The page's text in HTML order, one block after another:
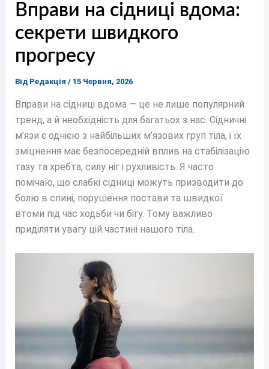
Вправи на сідниці вдома:
секрети швидкого
прогресу
Від Редакція / 15 Червня, 2026
Вправи на сідниці вдома — це не лише популярний
тренд, а й необхідність для багатьох з нас. Сідничні
м’язи є однією з найбільших м’язових груп тіла, і їх
зміцнення має безпосередній вплив на стабілізацію
тазу та хребта, силу ніг і рухливість. Я часто
помічаю, що слабкі сідниці можуть призводити до
болю в спині, порушення постави та швидкої
втоми під час ходьби чи бігу. Тому важливо
приділяти увагу цій частині нашого тіла.